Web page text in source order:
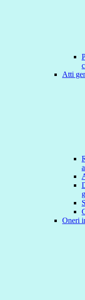
Atti
Oneri